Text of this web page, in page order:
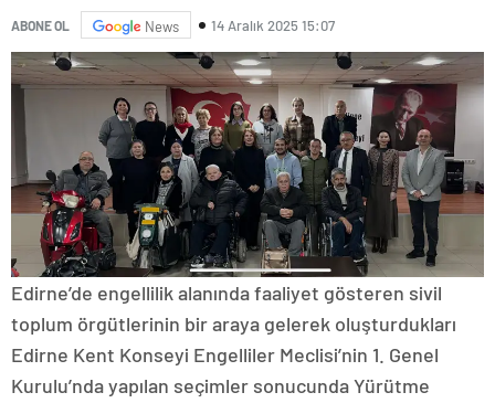
ABONE OL News 14 Aralık 2025 15:07
Edirne’de engellilik alanında faaliyet gösteren sivil
toplum örgütlerinin bir araya gelerek oluşturdukları
Edirne Kent Konseyi Engelliler Meclisi’nin 1. Genel
Kurulu’nda yapılan seçimler sonucunda Yürütme